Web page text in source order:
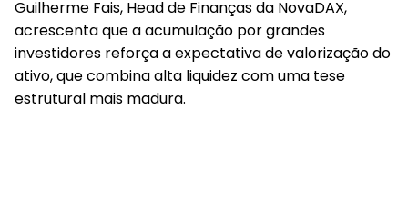
Guilherme Fais, Head de Finanças da NovaDAX,
acrescenta que a acumulação por grandes
investidores reforça a expectativa de valorização do
ativo, que combina alta liquidez com uma tese
estrutural mais madura.